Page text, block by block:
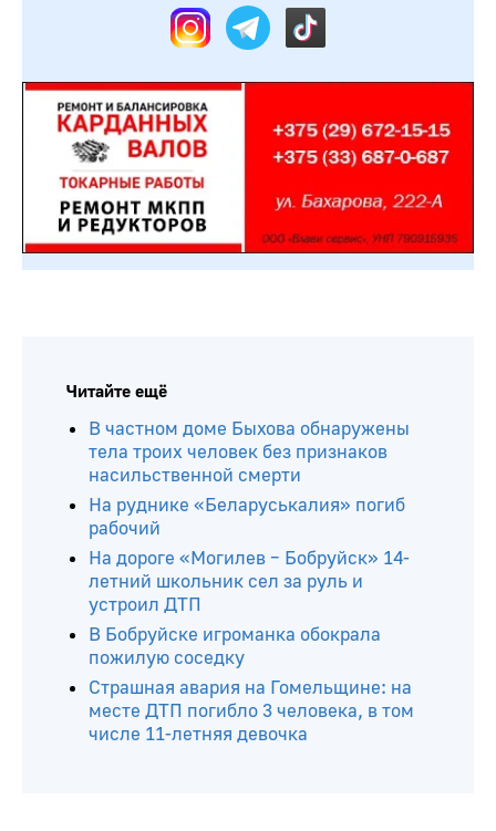
Читайте ещё
В частном доме Быхова обнаружены
тела троих человек без признаков
насильственной смерти
На руднике «Беларуськалия» погиб
рабочий
На дороге «Могилев – Бобруйск» 14-
летний школьник сел за руль и
устроил ДТП
В Бобруйске игроманка обокрала
пожилую соседку
Страшная авария на Гомельщине: на
месте ДТП погибло 3 человека, в том
числе 11-летняя девочка